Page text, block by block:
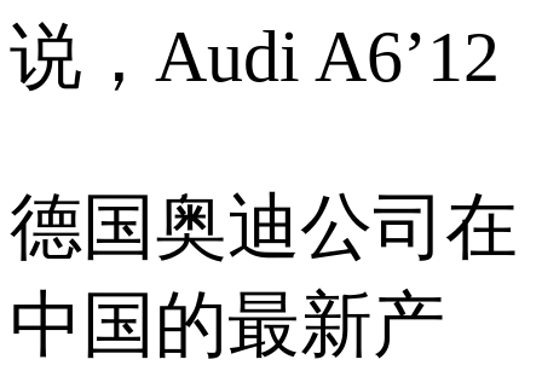
说，Audi A6’12
德国奥迪公司在
中国的最新产